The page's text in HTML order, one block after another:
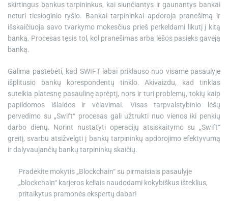
skirtingus bankus tarpininkus, kai siunčiantys ir gaunantys bankai
neturi tiesioginio ryšio. Bankai tarpininkai apdoroja pranešimą ir
išskaičiuoja savo tvarkymo mokesčius prieš perkeldami likutį į kitą
banką. Procesas tęsis tol, kol pranešimas arba lėšos pasieks gavėją
banką.
Galima pastebėti, kad SWIFT labai priklauso nuo visame pasaulyje
išplitusio bankų korespondentų tinklo. Akivaizdu, kad tinklas
suteikia platesnę pasaulinę aprėptį, nors ir turi problemų, tokių kaip
papildomos išlaidos ir vėlavimai. Visas tarpvalstybinio lėšų
pervedimo su „Swift“ procesas gali užtrukti nuo vienos iki penkių
darbo dienų. Norint nustatyti operacijų atsiskaitymo su „Swift“
greitį, svarbu atsižvelgti į bankų tarpininkų apdorojimo efektyvumą
ir dalyvaujančių bankų tarpininkų skaičių.
Pradėkite mokytis „Blockchain“ su pirmaisiais pasaulyje
„blockchain“ karjeros keliais naudodami kokybiškus išteklius,
pritaikytus pramonės ekspertų dabar!